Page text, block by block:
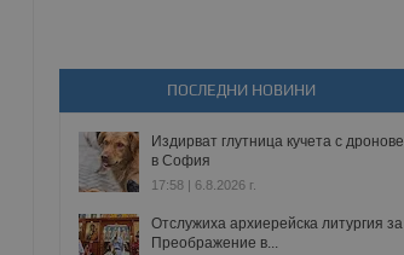
ПОСЛЕДНИ НОВИНИ
Издирват глутница кучета с дронове
в София
17:58 | 6.8.2026 г.
Отслужиха архиерейска литургия за
Преображение в...